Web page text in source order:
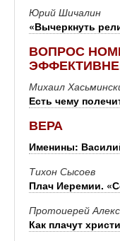
Юрий Шичалин
«Вычеркнуть
ВОПРОС
Михаил
Есть чему
ВЕРА
Именины:
Тихон Сысоев
Плач Иеремии.
Протоиерей
Как плачут